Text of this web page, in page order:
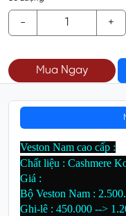
- +
Mua Ngay
Veston Nam cao cấp :
Chất liệu : Cashmere
Giá :
Bộ Veston Nam :
Ghi-lê : 450.000 -->